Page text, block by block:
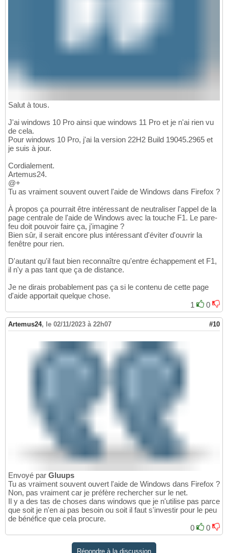
Salut à tous.
J'ai windows 10 Pro ainsi que windows 11 Pro et je n'ai rien vu
de cela.
Pour windows 10 Pro, j'ai la version 22H2 Build 19045.2965 et
je suis à jour.
Cordialement.
Artemus24.
@+
Tu as vraiment souvent ouvert l'aide de Windows dans Firefox ?
À propos ça pourrait être intéressant de neutraliser l'appel de la
page centrale de l'aide de Windows avec la touche F1. Le pare-
feu doit pouvoir faire ça, j'imagine ?
Bien sûr, il serait encore plus intéressant d'éviter d'ouvrir la
fenêtre pour rien.
D'autant qu'il faut bien reconnaître qu'entre échappement et F1,
il n'y a pas tant que ça de distance.
Je ne dirais probablement pas ça si le contenu de cette page
d'aide apportait quelque chose.
1
0
Artemus24, le 02/11/2023 à 22h07 #10
Envoyé par Gluups
Tu as vraiment souvent ouvert l'aide de Windows dans Firefox ?
Non, pas vraiment car je préfère rechercher sur le net.
Il y a des tas de choses dans windows que je n'utilise pas parce
que soit je n'en ai pas besoin ou soit il faut s'investir pour le peu
de bénéfice que cela procure.
0
0
Répondre à la discussion